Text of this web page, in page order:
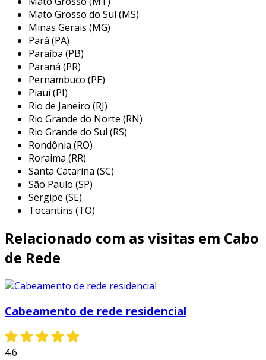
capacidade de transmissão do cabo.
principais aplicações dos cabos de
rede azul
os cabos de rede azul são amplamente
utilizados em várias aplicações, tornando-os
uma escolha popular para a conectividade em
ambientes corporativos e residenciais. entre
suas principais aplicações, podemos destacar:
redes locais (lan):
das redes locais, permitindo a conexão
entre dispositivos como computadores,
impressoras e servidores.
conectar modems e roteadores,
possibilitando acesso à internet em
diversos dispositivos.
transmissão de dados em tempo real:
velocidade e baixa latência, como jogos
interligação de sistemas de segurança:
Mato Grosso do Sul (MS)
Minas Gerais (MG)
Pará (PA)
Paraíba (PB)
Paraná (PR)
Pernambuco (PE)
Piauí (PI)
Rio de Janeiro (RJ)
Rio Grande do Norte (RN)
Rio Grande do Sul (RS)
Rondônia (RO)
Roraima (RR)
Santa Catarina (SC)
São Paulo (SP)
Sergipe (SE)
Tocantins (TO)
Relacionado com as visitas em Cabo
de Rede
Cabeamento de rede residencial
4.6